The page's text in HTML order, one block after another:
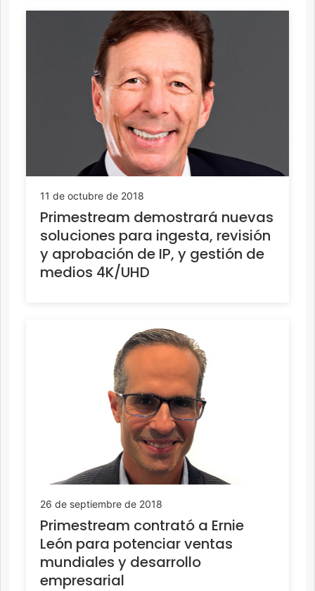
11 de octubre de 2018
Primestream demostrará nuevas
soluciones para ingesta, revisión
y aprobación de IP, y gestión de
medios 4K/UHD
26 de septiembre de 2018
Primestream contrató a Ernie
León para potenciar ventas
mundiales y desarrollo
empresarial